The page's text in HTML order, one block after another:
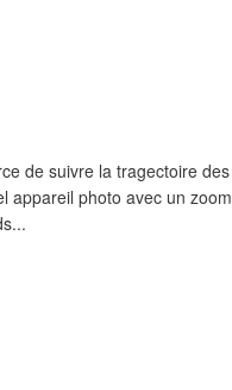
de suivre la tragectoire des
appareil photo avec un zoom